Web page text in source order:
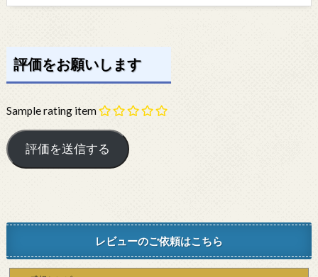
評価をお願いします
Sample rating item
レビューのご依頼はこちら